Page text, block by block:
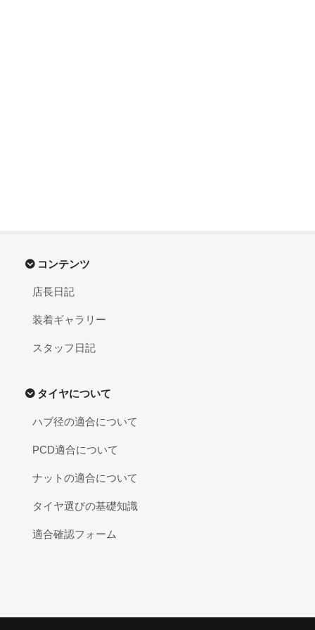
コンテンツ
店長日記
装着ギャラリー
スタッフ日記
タイヤについて
ハブ径の適合について
PCD適合について
ナットの適合について
タイヤ選びの基礎知識
適合確認フォーム